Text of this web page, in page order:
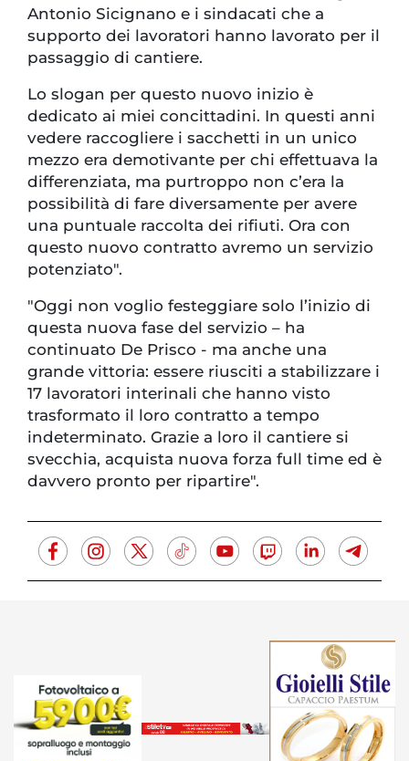
Antonio Sicignano e i sindacati che a
supporto dei lavoratori hanno lavorato per il
passaggio di cantiere.
Lo slogan per questo nuovo inizio è
dedicato ai miei concittadini. In questi anni
vedere raccogliere i sacchetti in un unico
mezzo era demotivante per chi effettuava la
differenziata, ma purtroppo non c’era la
possibilità di fare diversamente per avere
una puntuale raccolta dei rifiuti. Ora con
questo nuovo contratto avremo un servizio
potenziato".
"Oggi non voglio festeggiare solo l’inizio di
questa nuova fase del servizio – ha
continuato De Prisco - ma anche una
grande vittoria: essere riusciti a stabilizzare i
17 lavoratori interinali che hanno visto
trasformato il loro contratto a tempo
indeterminato. Grazie a loro il cantiere si
svecchia, acquista nuova forza full time ed è
davvero pronto per ripartire".